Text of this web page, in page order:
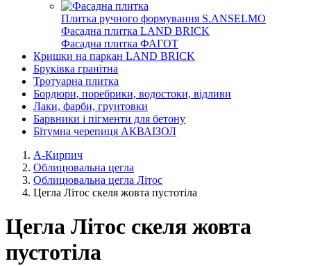
Плитка ручного формування S.ANSELMO
Фасадна плитка LAND BRICK
Фасадна плитка ФАГОТ
Кришки на паркан LAND BRICK
Бруківка гранітна
Тротуарна плитка
Бордюри, поребрики, водостоки, відливи
Лаки, фарби, грунтовки
Барвники і пігменти для бетону
Бітумна черепиця АКВАІЗОЛ
А-Кирпич
Облицювальна цегла
Облицювальна цегла Літос
Цегла Літос скеля жовта пустотіла
Цегла Літос скеля жовта
пустотіла